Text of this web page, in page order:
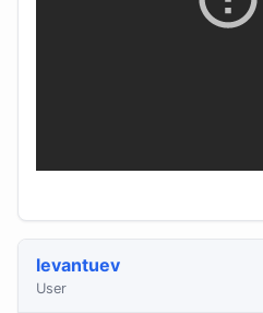
levantuev
User